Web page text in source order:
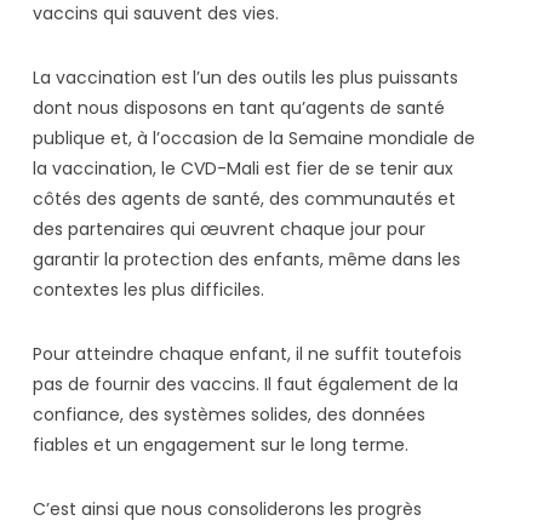
vaccins qui sauvent des vies.
La vaccination est l’un des outils les plus puissants
dont nous disposons en tant qu’agents de santé
publique et, à l’occasion de la Semaine mondiale de
la vaccination, le CVD-Mali est fier de se tenir aux
côtés des agents de santé, des communautés et
des partenaires qui œuvrent chaque jour pour
garantir la protection des enfants, même dans les
contextes les plus difficiles.
Pour atteindre chaque enfant, il ne suffit toutefois
pas de fournir des vaccins. Il faut également de la
confiance, des systèmes solides, des données
fiables et un engagement sur le long terme.
C’est ainsi que nous consoliderons les progrès